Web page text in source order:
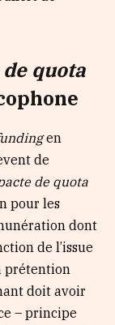
quota
en
de
de quota
pour les
dont
de l’issue
prétention
doit avoir
– principe